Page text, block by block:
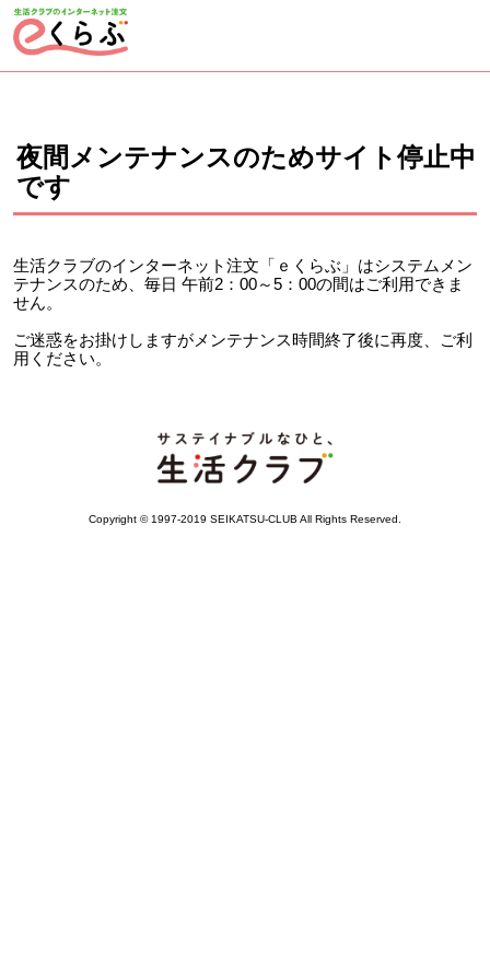
ページの先頭です。
夜間メンテナンスのためサイト停止中
です
生活クラブのインターネット注文「ｅくらぶ」はシステムメン
テナンスのため、毎日 午前2：00～5：00の間はご利用できま
せん。
ご迷惑をお掛けしますがメンテナンス時間終了後に再度、ご利
用ください。
Copyright © 1997-2019 SEIKATSU-CLUB All Rights Reserved.